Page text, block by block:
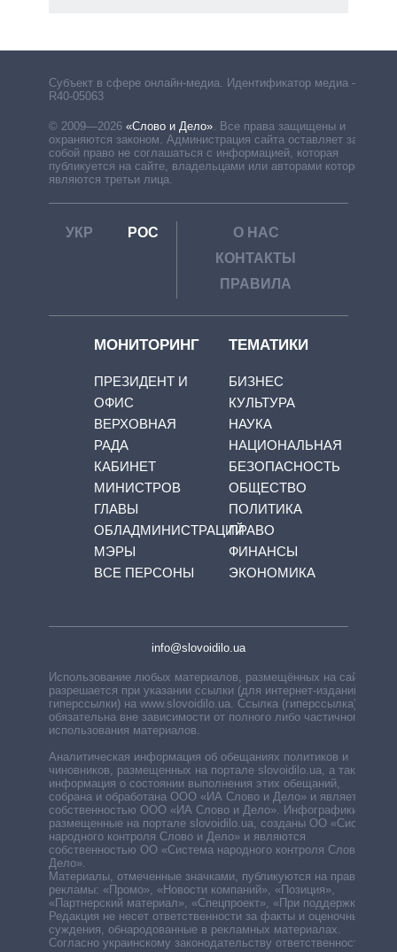
Субъект в сфере онлайн-медиа. Идентификатор медиа –
R40-05063
© 2009—2026 «Слово и Дело». Все права защищены и
охраняются законом. Администрация сайта оставляет за
собой право не соглашаться с информацией, которая
публикуется на сайте, владельцами или авторами которой
являются третьи лица.
УКР РОС
О НАС
КОНТАКТЫ
ПРАВИЛА
МОНИТОРИНГ
ПРЕЗИДЕНТ И
ОФИС
ВЕРХОВНАЯ
РАДА
КАБИНЕТ
МИНИСТРОВ
ГЛАВЫ
ОБЛАДМИНИСТРАЦИЙ
МЭРЫ
ВСЕ ПЕРСОНЫ
ТЕМАТИКИ
БИЗНЕС
КУЛЬТУРА
НАУКА
НАЦИОНАЛЬНАЯ
БЕЗОПАСНОСТЬ
ОБЩЕСТВО
ПОЛИТИКА
ПРАВО
ФИНАНСЫ
ЭКОНОМИКА
info@slovoidilo.ua
Использование любых материалов, размещённых на сайте,
разрешается при указании ссылки (для интернет-изданий —
гиперссылки) на www.slovoidilo.ua. Ссылка (гиперссылка)
обязательна вне зависимости от полного либо частичного
использования материалов.
Аналитическая информация об обещаниях политиков и
чиновников, размещенных на портале slovoidilo.ua, а также
информация о состоянии выполнения этих обещаний,
собрана и обработана ООО «ИА Слово и Дело» и является
собственностью ООО «ИА Слово и Дело». Инфографики,
размещенные на портале slovoidilo.ua, созданы ОО «Система
народного контроля Слово и Дело» и являются
собственностью ОО «Система народного контроля Слово и
Дело».
Материалы, отмеченные значками, публикуются на правах
рекламы: «Промо», «Новости компаний», «Позиция»,
«Партнерский материал», «Спецпроект», «При поддержке».
Редакция не несет ответственности за факты и оценочные
суждения, обнародованные в рекламных материалах.
Согласно украинскому законодательству ответственность за